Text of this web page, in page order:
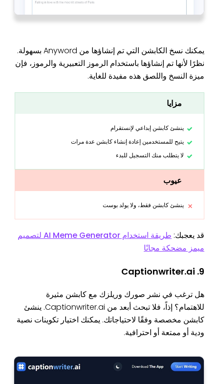
يمكنك نسخ الكابشن التي تم إنشاؤها من Anyword بسهولة.
نظرًا لأنها تم إنشاؤها باستخدام الرموز التعبيرية والرموز، فإن
ميزة النسخ واللصق هذه مفيدة للغاية.
مزايا
ينشئ كابشن إبداعي لإنستقرام
يتيح للمستخدمين إعادة إنشاء كابشن عدة مرات
لا يتطلب منك التسجيل للبدء
عيوب
ينشئ كابشن فقط، ولا يولد بوست
قد يعجبك:
طريقة استخدام AI Meme Generator لتصميم
ميمز مضحكة مجانًا
9. Captionwriter.ai
هل ترغب في نشر صورك وريلزك مع كابشن مثيرة
للاهتمام؟ إذاً، فلا تبحث أبعد من Captionwriter.ai. ينشئ
كابشن مخصصة وفقًا لاحتياجاتك. يمكنك اختيار تكوينات نصية
ودية أو ممتعة أو احترافية.